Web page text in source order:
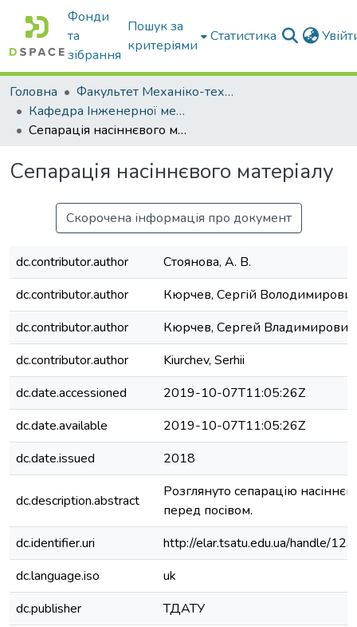
Фонди
та
зібрання
Пошук за
критеріями
Статистика
Головна
Факультет Механіко-технологічний
Кафедра Інженерної механіки та комп'ютерного проектування
Сепарація насіннєвого матеріалу
Сепарація насіннєвого матеріалу
Скорочена інформація про документ
dc.contributor.author
Стоянова, А. В.
dc.contributor.author
Кюрчев, Сергій
dc.contributor.author
Кюрчев, Сергей Владимирович
dc.contributor.author
Kiurchev, Serhii
dc.date.accessioned
2019-10-07T11:05:26Z
dc.date.available
2019-10-07T11:05:26Z
dc.date.issued
2018
dc.description.abstract
Розглянуто сепарацію
перед посівом.
dc.identifier.uri
http://elar.tsatu.edu.ua/handle/
dc.language.iso
uk
dc.publisher
ТДАТУ